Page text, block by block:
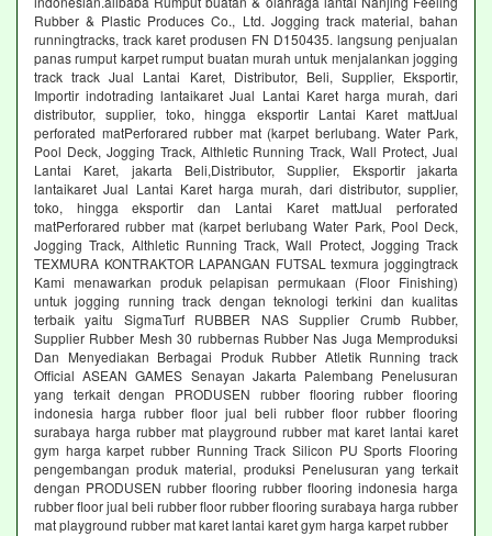
Rubber & Plastic Produces Co., Ltd. Jogging track material, bahan
runningtracks, track karet produsen FN D150435. langsung penjualan
panas rumput karpet rumput buatan murah untuk menjalankan jogging
track track Jual Lantai Karet, Distributor, Beli, Supplier, Eksportir,
Importir indotrading lantaikaret Jual Lantai Karet harga murah, dari
distributor, supplier, toko, hingga eksportir Lantai Karet mattJual
perforated matPerforared rubber mat (karpet berlubang. Water Park,
Pool Deck, Jogging Track, Althletic Running Track, Wall Protect, Jual
Lantai Karet, jakarta Beli,Distributor, Supplier, Eksportir jakarta
lantaikaret Jual Lantai Karet harga murah, dari distributor, supplier,
toko, hingga eksportir dan Lantai Karet mattJual perforated
matPerforared rubber mat (karpet berlubang Water Park, Pool Deck,
Jogging Track, Althletic Running Track, Wall Protect, Jogging Track
TEXMURA KONTRAKTOR LAPANGAN FUTSAL texmura joggingtrack
Kami menawarkan produk pelapisan permukaan (Floor Finishing)
untuk jogging running track dengan teknologi terkini dan kualitas
terbaik yaitu SigmaTurf RUBBER NAS Supplier Crumb Rubber,
Supplier Rubber Mesh 30 rubbernas Rubber Nas Juga Memproduksi
Dan Menyediakan Berbagai Produk Rubber Atletik Running track
Official ASEAN GAMES Senayan Jakarta Palembang Penelusuran
yang terkait dengan PRODUSEN rubber flooring rubber flooring
indonesia harga rubber floor jual beli rubber floor rubber flooring
surabaya harga rubber mat playground rubber mat karet lantai karet
gym harga karpet rubber Running Track Silicon PU Sports Flooring
pengembangan produk material, produksi Penelusuran yang terkait
dengan PRODUSEN rubber flooring rubber flooring indonesia harga
rubber floor jual beli rubber floor rubber flooring surabaya harga rubber
mat playground rubber mat karet lantai karet gym harga karpet rubber